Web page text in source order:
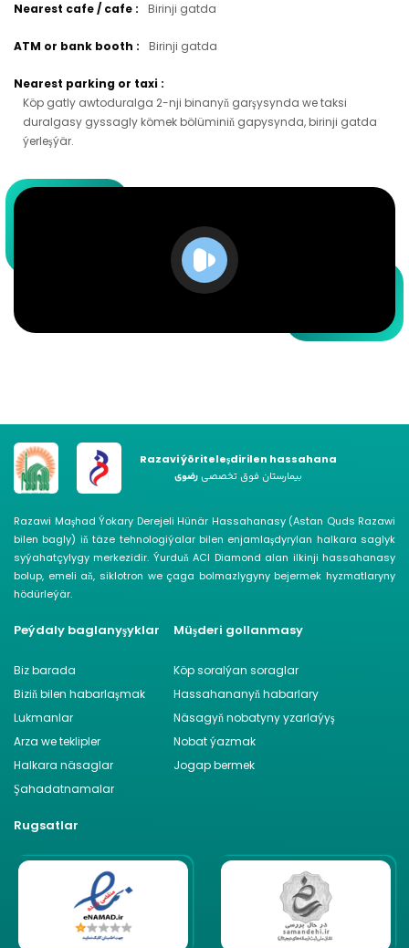
Nearest cafe / cafe : Birinji gatda
ATM or bank booth : Birinji gatda
Nearest parking or taxi :
Köp gatly awtoduralga 2-nji binanyň garşysynda we taksi
duralgasy gyssagly kömek bölüminiň gapysynda, birinji gatda
ýerleşýär.
Razavi ýöriteleşdirilen hassahana
بیمارستان فوق تخصصیرضوی
Razawi Maşhad Ýokary Derejeli Hünär Hassahanasy (Astan Quds Razawi
bilen bagly) iň täze tehnologiýalar bilen enjamlaşdyrylan halkara saglyk
syýahatçylygy merkezidir. Ýurduň ACI Diamond alan ilkinji hassahanasy
bolup, emeli aň, siklotron we çaga bolmazlygyny bejermek hyzmatlaryny
hödürleýär.
Peýdaly baglanyşyklar
Biz barada
Biziň bilen habarlaşmak
Lukmanlar
Arza we teklipler
Halkara näsaglar
Şahadatnamalar
Müşderi gollanmasy
Köp soralýan soraglar
Hassahananyň habarlary
Näsagyň nobatyny yzarlaýyş
Nobat ýazmak
Jogap bermek
Rugsatlar